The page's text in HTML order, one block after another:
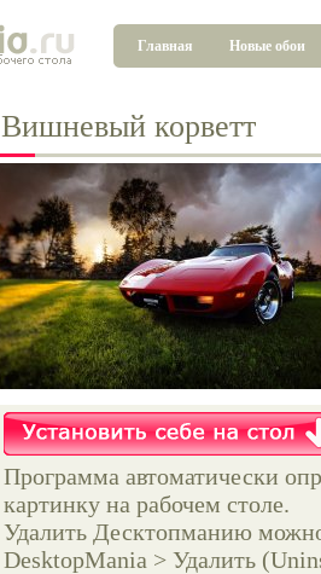
Главная Новые обои
Вишневый корветт
Программа автоматически
картинку на рабочем столе.
Удалить Десктопманию
DesktopMania > Удалить